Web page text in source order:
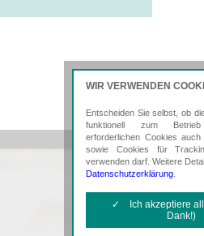
WIR VERWENDEN
Entscheiden Sie selbst, ob
funktionell zum
erforderlichen Cookies auch
sowie Cookies für
verwenden darf. Weitere
Datenschutzerklärung
✓ Ich akzeptiere
Dank!)